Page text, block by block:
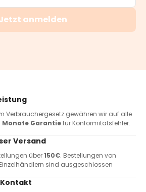
anmelden
Verbrauchergesetz gewähren wir auf alle
Monate Garantiefür Konformitätsfehler.
Versand
über150€. Bestellungen von
sind ausgeschlossen